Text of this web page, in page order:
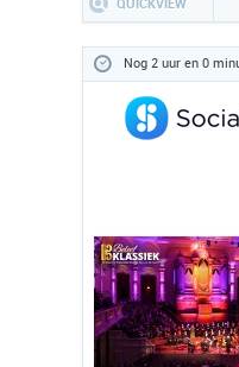
QUICKVIEW
Nog 2 uur en 0